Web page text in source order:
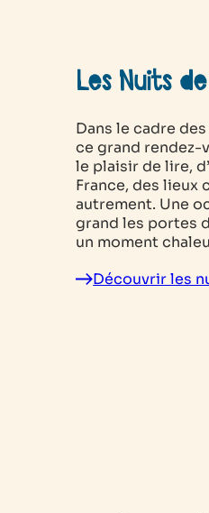
Les Nuits
Dans le cadre
ce grand rendez-
le plaisir de lire,
France, des lieux
autrement. Une
grand les portes
un moment
Découvrir les